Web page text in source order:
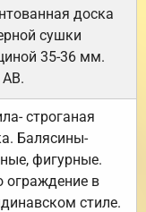
доска
сушки
35-36 мм.
АВ.
строганая
Балясины-
фигурные.
ограждение в
стиле.